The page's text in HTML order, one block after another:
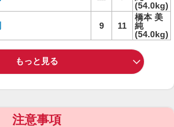
(54.0kg)
9 11
橋本 美
純
(54.0kg)
もっと見る
注意事項